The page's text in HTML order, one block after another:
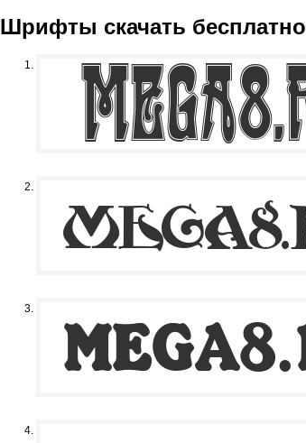
Шрифты скачать бесплатно